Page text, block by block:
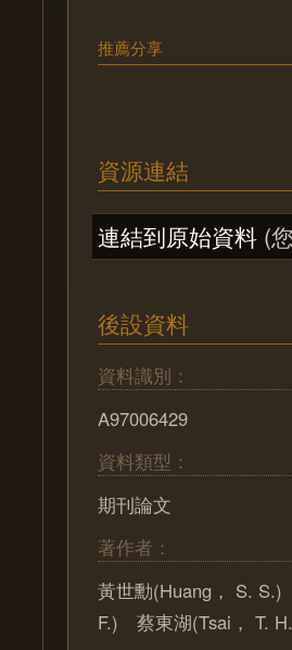
推薦分享
資源連結
連結到原始資料 (
後設資料
資料識別：
A97006429
資料類型：
期刊論文
著作者：
黃世勳(Huang， S.
F.) 蔡東湖(Tsai， T.